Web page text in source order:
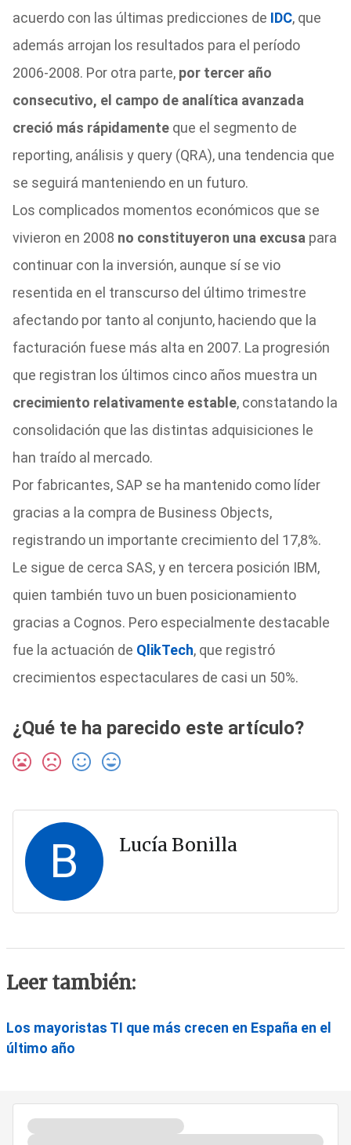
acuerdo con las últimas predicciones de IDC, que
además arrojan los resultados para el período
2006-2008. Por otra parte, por tercer año
consecutivo, el campo de analítica avanzada
creció más rápidamenteque el segmento de
reporting, análisis y query (QRA), una tendencia que
se seguirá manteniendo en un futuro.
Los complicados momentos económicos que se
vivieron en 2008 no constituyeron una excusa para
continuar con la inversión, aunque sí se vio
resentida en el transcurso del último trimestre
afectando por tanto al conjunto, haciendo que la
facturación fuese más alta en 2007. La progresión
que registran los últimos cinco años muestra un
crecimiento relativamente estable, constatando la
consolidación que las distintas adquisiciones le
han traído al mercado.
Por fabricantes, SAP se ha mantenido como líder
gracias a la compra de Business Objects,
registrando un importante crecimiento del 17,8%.
Le sigue de cerca SAS, y en tercera posición IBM,
quien también tuvo un buen posicionamiento
gracias a Cognos. Pero especialmente destacable
fue la actuación de QlikTech, que registró
crecimientos espectaculares de casi un 50%.
¿Qué te ha parecido este artículo?
B Lucía Bonilla
Leer también:
Los mayoristas TI que más crecen en España en el
último año